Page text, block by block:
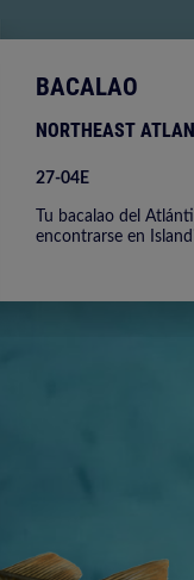
Improve this map© Maxar
BACALAO
NORTHEAST
27-04E
Tu bacalao del
encontrarse en